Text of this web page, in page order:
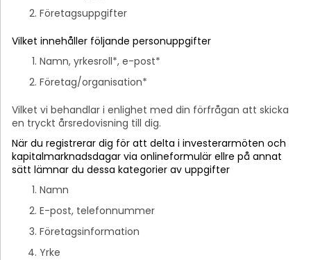
Företagsuppgifter
Vilket innehåller följande personuppgifter
Namn, yrkesroll*, e-post*
Företag/organisation*
Vilket vi behandlar i enlighet med din förfrågan att skicka
en tryckt årsredovisning till dig.
När du registrerar dig för att delta i investerarmöten och
kapitalmarknadsdagar via onlineformulär ellre på annat
sätt lämnar du dessa kategorier av uppgifter
Namn
E-post, telefonnummer
Företagsinformation
Yrke